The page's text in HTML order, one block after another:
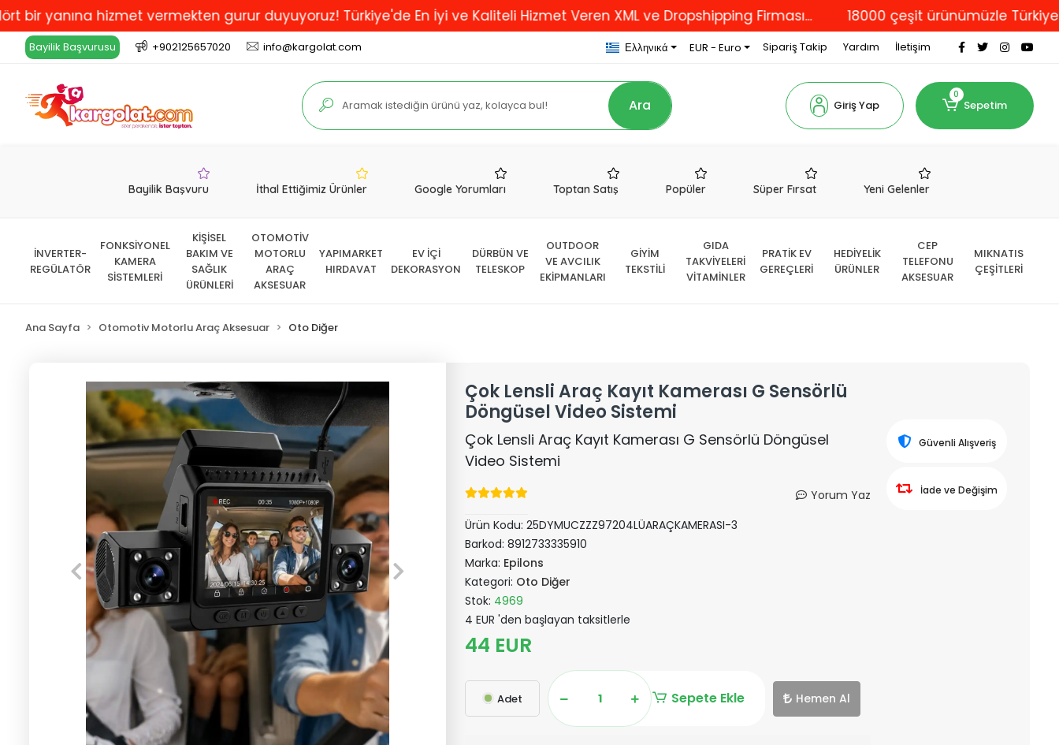
hizmet vermekten gurur duyuyoruz! Türkiye'de En İyi ve Kaliteli Hizmet Veren XML ve Dropshipping Firması... 18000 çeşit ürünümüzle Türkiye'nin
Bayilik Başvurusu +902125657020 info@kargolat.com Ελληνικά EUR - Euro Sipariş Takip Yardım İletişim
Ara Giriş Yap
0
Sepetim
Bayilik Başvuru İthal Ettiğimiz Ürünler Google Yorumları Toptan Satış Popüler Süper Fırsat Yeni Gelenler
İNVERTER-
REGÜLATÖR
FONKSİYONEL
KAMERA
SİSTEMLERİ
KİŞİSEL
BAKIM VE
SAĞLIK
ÜRÜNLERİ
OTOMOTİV
MOTORLU
ARAÇ
AKSESUAR
YAPIMARKET
HIRDAVAT
EV İÇİ
DEKORASYON
DÜRBÜN VE
TELESKOP
OUTDOOR
VE AVCILIK
EKİPMANLARI
GİYİM
TEKSTİLİ
GIDA
TAKVİYELERİ
VİTAMİNLER
PRATİK EV
GEREÇLERİ
HEDİYELİK
ÜRÜNLER
CEP
TELEFONU
AKSESUAR
MIKNATIS
ÇEŞİTLERİ
Ana Sayfa Otomotiv Motorlu Araç Aksesuar Oto Diğer
Çok Lensli Araç Kayıt Kamerası G Sensörlü
Döngüsel Video Sistemi
Çok Lensli Araç Kayıt Kamerası G Sensörlü Döngüsel
Video Sistemi
Yorum Yaz
Ürün Kodu:25DYMUCZZZ97204LÜARAÇKAMERASI-3
Barkod:8912733335910
Marka: Epilons
Kategori: Oto Diğer
Stok: 4969
4 EUR 'den başlayan taksitlerle
44 EUR
Adet Sepete Ekle Hemen Al
Güvenli Alışveriş
İade ve Değişim